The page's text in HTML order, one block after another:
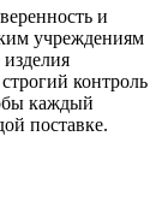
и
учреждениям
контроль
каждый
поставке.